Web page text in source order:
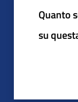
Quanto
su